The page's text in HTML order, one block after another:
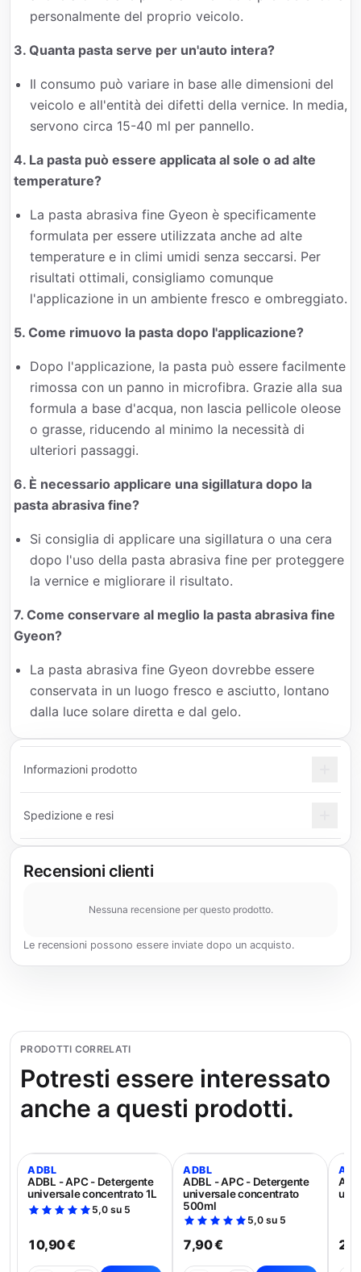
personalmente del proprio veicolo.
3. Quanta pasta serve per un'auto intera?
Il consumo può variare in base alle dimensioni del
veicolo e all'entità dei difetti della vernice. In media,
servono circa 15-40 ml per pannello.
4. La pasta può essere applicata al sole o ad alte
temperature?
La pasta abrasiva fine Gyeon è specificamente
formulata per essere utilizzata anche ad alte
temperature e in climi umidi senza seccarsi. Per
risultati ottimali, consigliamo comunque
l'applicazione in un ambiente fresco e ombreggiato.
5. Come rimuovo la pasta dopo l'applicazione?
Dopo l'applicazione, la pasta può essere facilmente
rimossa con un panno in microfibra. Grazie alla sua
formula a base d'acqua, non lascia pellicole oleose
o grasse, riducendo al minimo la necessità di
ulteriori passaggi.
6. È necessario applicare una sigillatura dopo la
pasta abrasiva fine?
Si consiglia di applicare una sigillatura o una cera
dopo l'uso della pasta abrasiva fine per proteggere
la vernice e migliorare il risultato.
7. Come conservare al meglio la pasta abrasiva fine
Gyeon?
La pasta abrasiva fine Gyeon dovrebbe essere
conservata in un luogo fresco e asciutto, lontano
dalla luce solare diretta e dal gelo.
Informazioni prodotto
Spedizione e resi
Recensioni clienti
Nessuna recensione per questo prodotto.
Le recensioni possono essere inviate dopo un acquisto.
PRODOTTI CORRELATI
Potresti essere interessato
anche a questi prodotti.
ADBL
ADBL - APC - Detergente
universale concentrato 1L
5,0 su 5
10,90 €
ADBL
ADBL - APC - Detergente
universale concentrato
500ml
5,0 su 5
7,90 €